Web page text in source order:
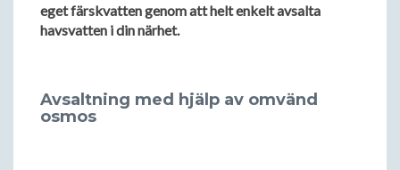
eget färskvatten genom att helt enkelt avsalta
havsvatten i din närhet.
Avsaltning med hjälp av omvänd
osmos